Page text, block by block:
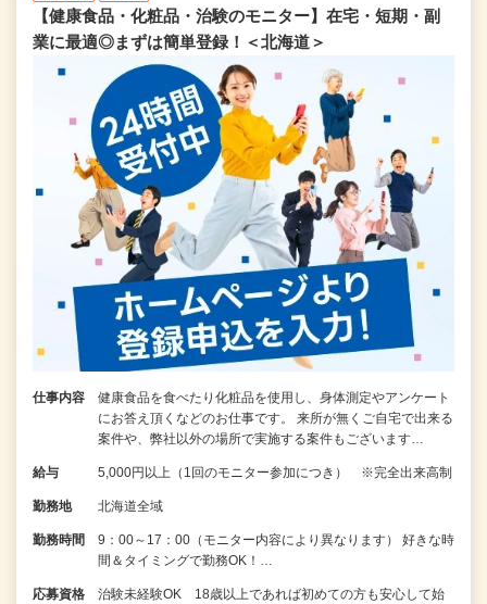
【健康食品・化粧品・治験のモニター】在宅・短期・副
業に最適◎まずは簡単登録！＜北海道＞
仕事内容
健康食品を食べたり化粧品を使用し、身体測定やアンケート
にお答え頂くなどのお仕事です。 来所が無くご自宅で出来る
案件や、弊社以外の場所で実施する案件もございます…
給与 5,000円以上（1回のモニター参加につき） ※完全出来高制
勤務地 北海道全域
勤務時間
9：00～17：00（モニター内容により異なります） 好きな時
間＆タイミングで勤務OK！…
応募資格
治験未経験OK 18歳以上であれば初めての方も安心して始